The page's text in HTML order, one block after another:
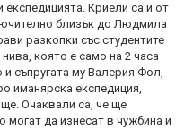
Криели са и от
близък до Людмила
разкопки със студентите
която е само на 2 часа
съпругата му Валерия Фол,
иманярска експедиция,
Очаквали са, че ще
могат да изнесат в чужбина и